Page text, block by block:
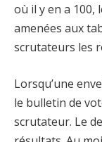
où il y en a 100,
amenées aux
scrutateurs les
Lorsqu’une
le bulletin de
scrutateur. Le